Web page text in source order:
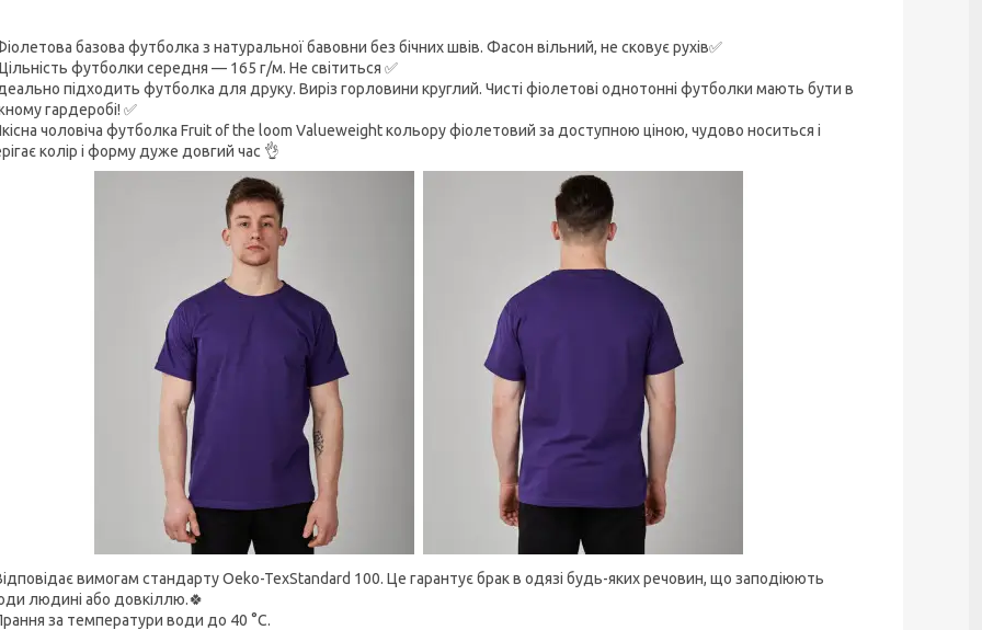
базова футболка з натуральної бавовни без бічних швів. Фасон вільний, не сковує рухів✅
футболки середня — 165 г/м. Не світиться ✅
підходить футболка для друку. Виріз горловини круглий. Чисті фіолетові однотонні футболки мають бути в
гардеробі! ✅
чоловіча футболка Fruit of the loom Valueweight кольору фіолетовий за доступною ціною, чудово носиться і
колір і форму дуже довгий час 👌
вимогам стандарту Oeko-TexStandard 100. Це гарантує брак в одязі будь-яких речовин, що заподіюють
людині або довкіллю.🍀
за температури води до 40 °C.